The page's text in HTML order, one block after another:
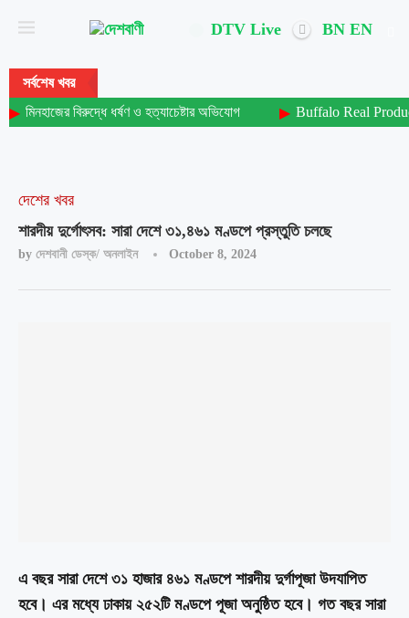
DTV Live BN EN
সর্বশেষ খবর
মিনহাজের বিরুদ্ধে ধর্ষণ ও হত্যাচেষ্টার অভিযোগ
Buffalo Real
দেশের খবর
শারদীয় দুর্গোৎসব: সারা দেশে ৩১,৪৬১ মণ্ডপে প্রস্তুতি চলছে
by দেশবানী ডেস্ক/ অনলাইন October 8, 2024
এ বছর সারা দেশে ৩১ হাজার ৪৬১ মণ্ডপে শারদীয় দুর্গাপূজা উদযাপিত
হবে। এর মধ্যে ঢাকায় ২৫২টি মণ্ডপে পূজা অনুষ্ঠিত হবে। গত বছর সারা